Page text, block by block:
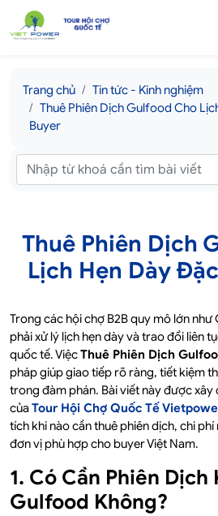
Trang chủ
Tin tức - Kinh nghiệm
Thuê Phiên Dịch Gulfood Cho
Buyer
Thuê Phiên Dịch
Lịch Hẹn Dày
Trong các hội chợ B2B quy mô lớn
phải xử lý lịch hẹn dày và trao đổi liên
quốc tế. ViệcThuê Phiên Dịch
pháp giúp giao tiếp rõ ràng, tiết kiệm
trong đàm phán. Bài viết này được
củaTour Hội Chợ Quốc Tế
tích khi nào cần thuê phiên dịch, chi
đơn vị phù hợp cho buyer Việt Nam.
1. Có Cần Phiên Dịch
Gulfood Không?